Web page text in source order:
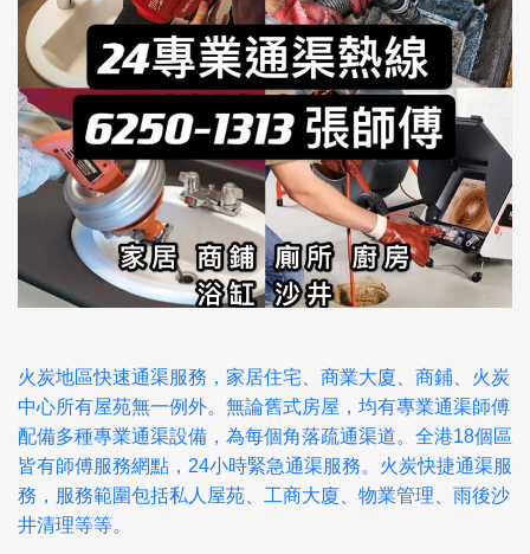
火炭地區快速通渠服務，家居住宅、商業大廈、商鋪、火炭
中心所有屋苑無一例外。無論舊式房屋，均有專業通渠師傅
配備多種專業通渠設備，為每個角落疏通渠道。全港18個區
皆有師傅服務網點，24小時緊急通渠服務。火炭快捷通渠服
務，服務範圍包括私人屋苑、工商大廈、物業管理、雨後沙
井清理等等。